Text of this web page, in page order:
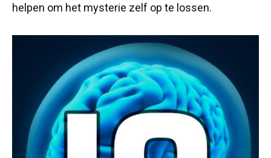
helpen om het mysterie zelf op te lossen.